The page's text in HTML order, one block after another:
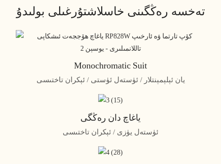
تەخسە رەڭگىنى خاسلاشتۇرغىلى بولىدۇ
Monochromatic Suit
يان ئېلېمېنتلار / ئۈستەل ئۈستى / ئېكران تاختىسى
ياغاچ دان رەڭگى
ئۈستەل يۈزى / ئېكران تاختىسى